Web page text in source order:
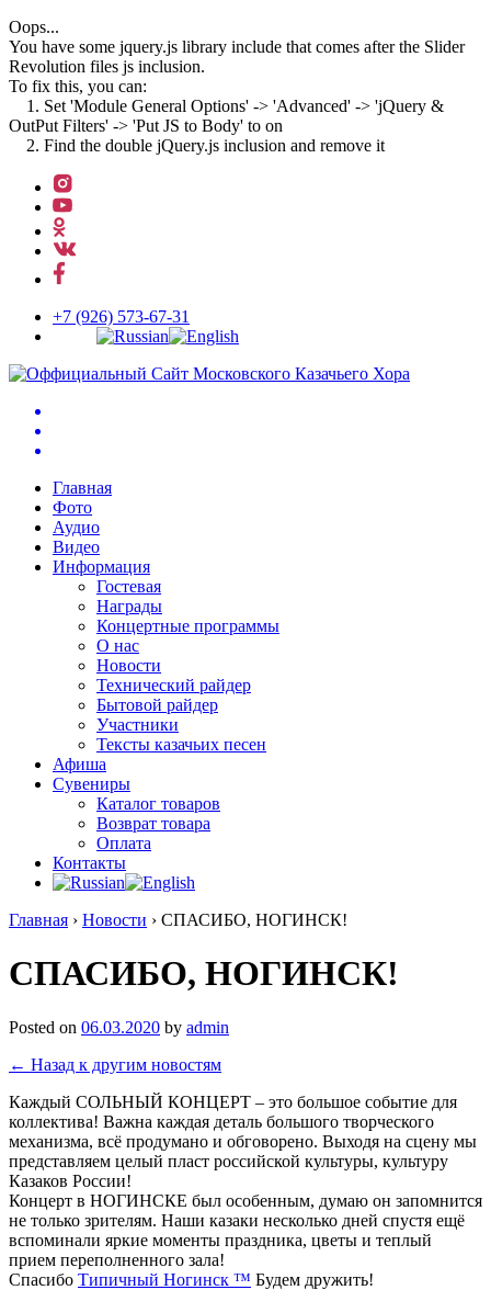
Oops...
You have some jquery.js library include that comes after the Slider
Revolution files js inclusion.
To fix this, you can:
1. Set 'Module General Options' -> 'Advanced' -> 'jQuery &
OutPut Filters' -> 'Put JS to Body' to on
2. Find the double jQuery.js inclusion and remove it
Перейти
основному
содержимому
+7 (926) 573-67-31
Главная
Фото
Аудио
Видео
Информация
Гостевая
Награды
Концертные программы
О нас
Новости
Технический райдер
Бытовой райдер
Участники
Тексты казачьих песен
Афиша
Сувениры
Каталог товаров
Возврат товара
Оплата
Контакты
Главная › Новости › СПАСИБО, НОГИНСК!
СПАСИБО, НОГИНСК!
Posted on 06.03.2020 by admin
← Назад к другим новостям
Каждый СОЛЬНЫЙ КОНЦЕРТ – это большое событие для
коллектива! Важна каждая деталь большого творческого
механизма, всё продумано и обговорено. Выходя на сцену мы
представляем целый пласт российской культуры, культуру
Казаков России!
Концерт в НОГИНСКЕ был особенным, думаю он запомнится
не только зрителям. Наши казаки несколько дней спустя ещё
вспоминали яркие моменты праздника, цветы и теплый
прием переполненного зала!
Спасибо Типичный Ногинск ™ Будем дружить!